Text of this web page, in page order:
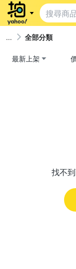
全部分類
最新上架
找不